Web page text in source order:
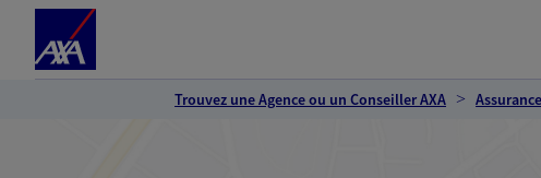
Trouvez une Agence ou un Conseiller AXA